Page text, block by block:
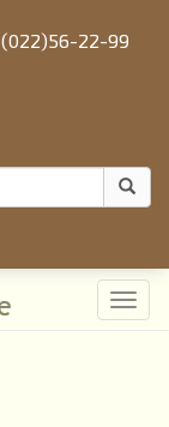
(022)56-22-99